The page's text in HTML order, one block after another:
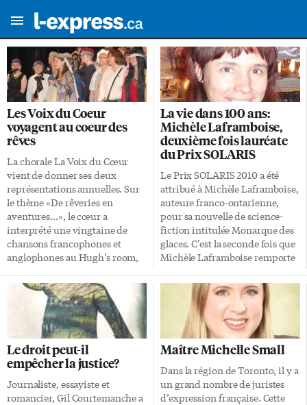
Les Voix du Coeur
voyagent au coeur des
rêves
La chorale La Voix du Cœur
vient de donner ses deux
représentations annuelles. Sur
le thème «De rêveries en
aventures…», le cœur a
interprété une vingtaine de
chansons francophones et
anglophones au Hugh’s room,
moment pour cette trentaine
d’amateurs qui répètent ce
spectacle depuis plusieurs
mois. Depuis 16 ans, les Voix du
Cœur rassemble des amateurs
francophones passionnés de
chant. C’est le musicien
torontois Bernard Dionne qui a
créé cette chorale en 1994.
La vie dans 100 ans:
Michèle Laframboise,
deuxième fois lauréate
du Prix SOLARIS
Le Prix SOLARIS 2010 a été
attribué à Michèle Laframboise,
auteure franco-ontarienne,
pour sa nouvelle de science-
fiction intitulée Monarque des
glaces. C’est la seconde fois que
Michèle Laframboise remporte
signé Le Vol de l’abeille, œuvre
lauréate de l’édition 2006.
Michèle Laframboise vit à
Mississauga, où elle se consacre
à son travail d’écrivaine,
d’illustratrice et de bédéiste,
pour lequel elle s’est méritée
plusieurs prix littéraires au
cours de ces dernières années,
Le droit peut-il
empêcher la justice?
Journaliste, essayiste et
romancier, Gil Courtemanche a
Maître Michelle Small
Dans la région de Toronto, il y a
un grand nombre de juristes
d’expression française. Cette